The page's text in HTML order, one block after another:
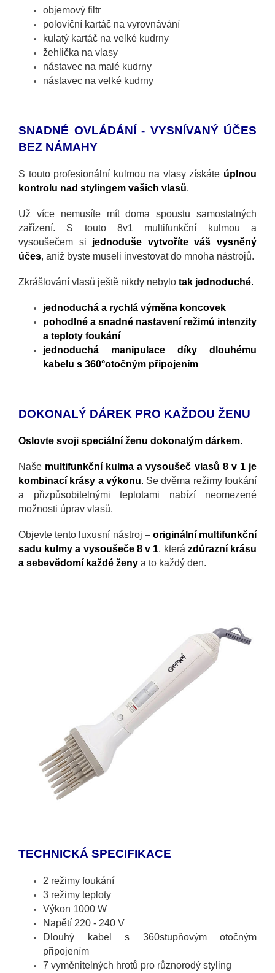
objemový filtr
poloviční kartáč na vyrovnávání
kulatý kartáč na velké kudrny
žehlička na vlasy
nástavec na malé kudrny
nástavec na velké kudrny
SNADNÉ OVLÁDÁNÍ - VYSNÍVANÝ ÚČES
BEZ NÁMAHY
S touto profesionální kulmou na vlasy získáte úplnou
kontrolu nad stylingem vašich vlasů.
Už více nemusíte mít doma spoustu samostatných
zařízení. S touto 8v1 multifunkční kulmou a
vysoušečem si jednoduše vytvoříte váš vysněný
účes, aniž byste museli investovat do mnoha nástrojů.
Zkrášlování vlasů ještě nikdy nebylo tak jednoduché.
jednoduchá a rychlá výměna koncovek
pohodlné a snadné nastavení režimů intenzity
a teploty foukání
jednoduchá manipulace díky dlouhému
kabelu s 360°otočným připojením
DOKONALÝ DÁREK PRO KAŽDOU ŽENU
Oslovte svoji speciální ženu dokonalým dárkem.
Naše multifunkční kulma a vysoušeč vlasů 8 v 1 je
kombinací krásy a výkonu. Se dvěma režimy foukání
a přizpůsobitelnými teplotami nabízí neomezené
možnosti úprav vlasů.
Objevte tento luxusní nástroj – originální multifunkční
sadu kulmy a vysoušeče 8 v 1, která zdůrazní krásu
a sebevědomí každé ženy a to každý den.
TECHNICKÁ SPECIFIKACE
2 režimy foukání
3 režimy teploty
Výkon 1000 W
Napětí 220 - 240 V
Dlouhý kabel s 360stupňovým otočným
připojením
7 vyměnitelných hrotů pro různorodý styling